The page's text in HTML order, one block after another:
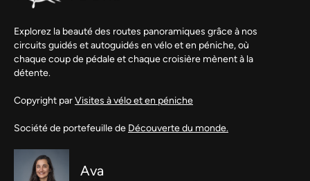
Explorez la beauté des routes panoramiques grâce à nos
circuits guidés et autoguidés en vélo et en péniche, où
chaque coup de pédale et chaque croisière mènent à la
détente.
Copyright parVisites à vélo et en péniche
Société de portefeuille de Découverte du monde.
Ava